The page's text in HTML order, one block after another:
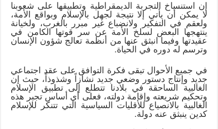
إن استنساخ التجربة الديمقراطية وتطبيقها على شعوبنا
لا يمكن أن يأتي إلا نتيجة لجهل بالإسلام وبواقع الأمة،
ولعقم في التفكير ولانضباع غير مبرر بالغرب، ولخيانة
ينتهجها البعض لسلخ الأمة عن سر قوتها الكامن في
عقيدتها وفيما انبثق عنها من أنظمة تعالج شؤون الإنسان
وترسم له دوره في الحياة.
في جميع الأحوال تبقى فكرة التوافق على عقد اجتماعي
جديد وإنتاج دستور وضعي جديد نشازاً وشذوذاً، حيث إن
الغالبية الساحقة في بلادنا تتطلع إلى تطبيق الإسلام
وتحكيم شريعته وإقامة دولته، فعلى أي أساس تجبر هذه
الغالبية بالانصياع للأقليات السياسية التي تتنكر للإسلام
كدين ينبثق عنه دولة.